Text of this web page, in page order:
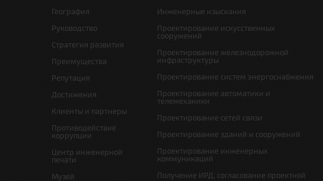
География
Руководство
Стратегия развития
Преимущества
Репутация
Достижения
Клиенты и партнеры
Противодействие
коррупции
Центр инженерной
печати
Музей
Инженерные изыскания
Проектирование искусственных
сооружений
Проектирование железнодорожной
инфраструктуры
Проектирование систем энергоснабжения
Проектирование автоматики и
телемеханики
Проектирование сетей связи
Проектирование зданий и сооружений
Проектирование инженерных
коммуникаций
Получение ИРД, согласование проектной